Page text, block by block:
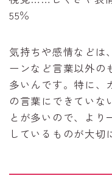
55％
気持ちや感情などは
ーンなど言葉以外の
多いんです。特に、
の言葉にできていな
とが多いので、よ
しているものが大切